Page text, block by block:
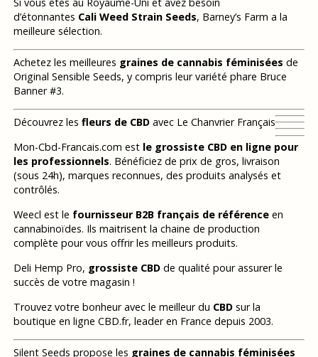
d’étonnantes Cali Weed Strain Seeds, Barney’s Farm a la
meilleure sélection.
Achetez les meilleures graines de cannabis féminisées de
Original Sensible Seeds, y compris leur variété phare Bruce
Banner #3.
Découvrez les fleurs de CBDavec Le Chanvrier Français
Mon-Cbd-Francais.com est le grossiste CBD en ligne pour
les professionnels. Bénéficiez de prix de gros, livraison
(sous 24h), marques reconnues, des produits analysés et
contrôlés.
Weecl est le fournisseur B2B français de référenceen
cannabinoïdes. Ils maitrisent la chaine de production
complète pour vous offrir les meilleurs produits.
Deli Hemp Pro, grossiste CBDde qualité pour assurer le
succès de votre magasin !
Trouvez votre bonheur avec le meilleur du CBDsur la
boutique en ligne CBD.fr, leader en France depuis 2003.
Silent Seeds propose les graines de cannabis féminisées